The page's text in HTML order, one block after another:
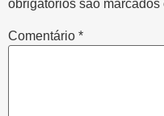
obrigatórios são marcados
Comentário *